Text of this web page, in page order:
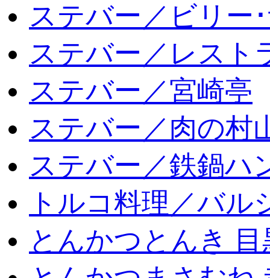
ステバー／ビリー
ステバー／レスト
ステバー／宮崎亭
ステバー／肉の村
ステバー／鉄鍋ハ
トルコ料理／バル
とんかつとんき